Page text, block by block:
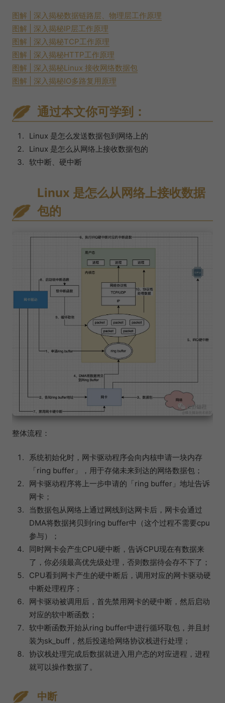
图解 | 深入揭秘数据链路层、物理层工作原理
图解 | 深入揭秘IP层工作原理
图解 | 深入揭秘TCP工作原理
图解 | 深入揭秘HTTP工作原理
图解 | 深入揭秘Linux 接收网络数据包
图解 | 深入揭秘IO多路复用原理
通过本文你可学到：
Linux 是怎么发送数据包到网络上的
Linux 是怎么从网络上接收数据包的
软中断、硬中断
Linux 是怎么从网络上接收数据
包的
整体流程：
系统初始化时，网卡驱动程序会向内核申请一块内存
「ring buffer」，用于存储未来到达的网络数据包；
网卡驱动程序将上一步申请的「ring buffer」地址告诉
网卡；
当数据包从网络上通过网线到达网卡后，网卡会通过
DMA将数据拷贝到ring buffer中（这个过程不需要cpu
参与）；
同时网卡会产生CPU硬中断，告诉CPU现在有数据来
了，你必须最高优先级处理，否则数据待会存不下了；
CPU看到网卡产生的硬中断后，调用对应的网卡驱动硬
中断处理程序；
网卡驱动被调用后，首先禁用网卡的硬中断，然后启动
对应的软中断函数；
软中断函数开始从ring buffer中进行循环取包，并且封
装为sk_buff，然后投递给网络协议栈进行处理；
协议栈处理完成后数据就进入用户态的对应进程，进程
就可以操作数据了。
中断